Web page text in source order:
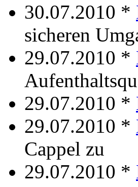
30.07.2010 *
sicheren
29.07.2010 *
29.07.2010 *
29.07.2010 *
Cappel zu
29.07.2010 *